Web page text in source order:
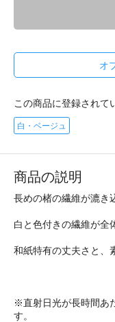
オ
この商品に登録されて
白・ベージュ
商品の説明
長めの楮の繊維が漉き
白と色付きの繊維が全
和紙特有の丈夫さと、
※直射日光が長時間あ
す。